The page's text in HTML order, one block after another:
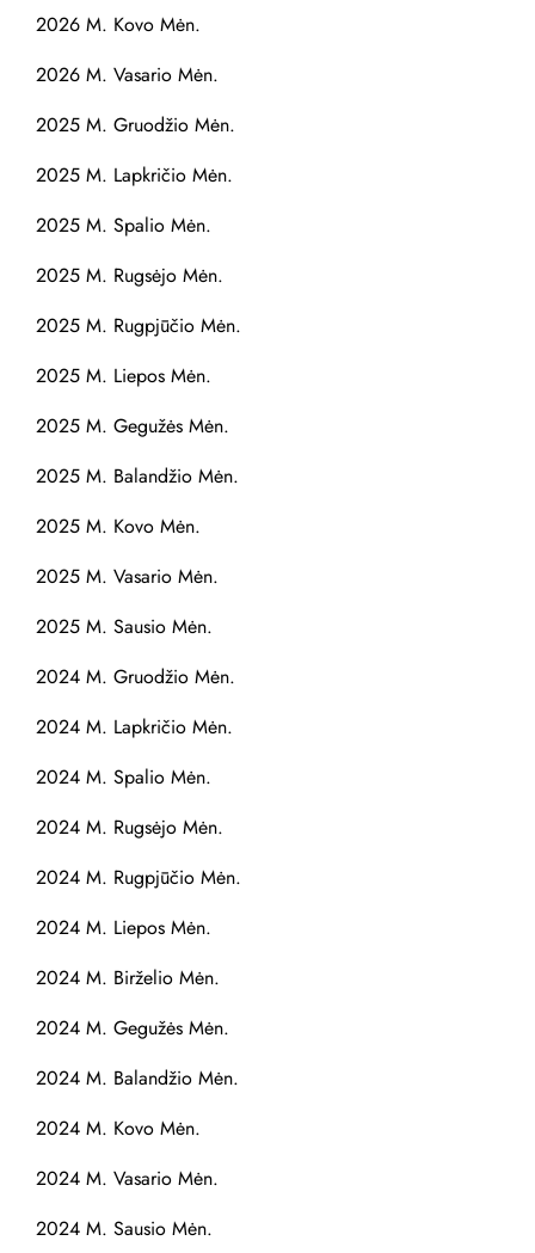
2026 M. Kovo Mėn.
2026 M. Vasario Mėn.
2025 M. Gruodžio Mėn.
2025 M. Lapkričio Mėn.
2025 M. Spalio Mėn.
2025 M. Rugsėjo Mėn.
2025 M. Rugpjūčio Mėn.
2025 M. Liepos Mėn.
2025 M. Gegužės Mėn.
2025 M. Balandžio Mėn.
2025 M. Kovo Mėn.
2025 M. Vasario Mėn.
2025 M. Sausio Mėn.
2024 M. Gruodžio Mėn.
2024 M. Lapkričio Mėn.
2024 M. Spalio Mėn.
2024 M. Rugsėjo Mėn.
2024 M. Rugpjūčio Mėn.
2024 M. Liepos Mėn.
2024 M. Birželio Mėn.
2024 M. Gegužės Mėn.
2024 M. Balandžio Mėn.
2024 M. Kovo Mėn.
2024 M. Vasario Mėn.
2024 M. Sausio Mėn.